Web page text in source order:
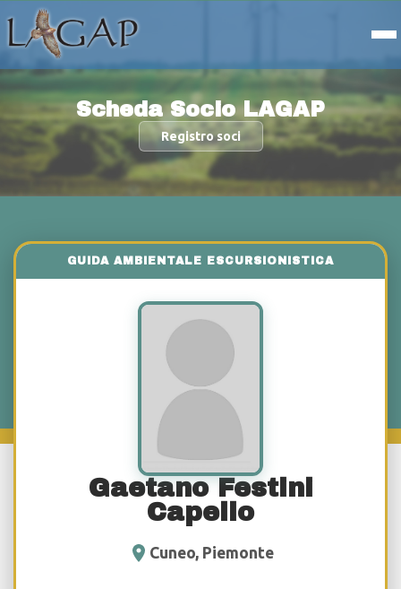
Scheda Socio LAGAP
Registro soci
Gaetano Festini
Capello
Cuneo, Piemonte